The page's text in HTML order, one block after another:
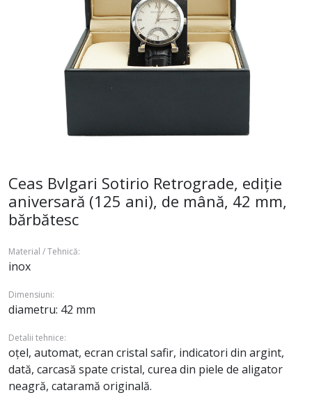
Ceas Bvlgari Sotirio Retrograde, ediție
aniversară (125 ani), de mână, 42 mm,
bărbătesc
Material / Tehnică:
inox
Dimensiuni:
diametru: 42 mm
Detalii tehnice:
oțel, automat, ecran cristal safir, indicatori din argint,
dată, carcasă spate cristal, curea din piele de aligator
neagră, cataramă originală.